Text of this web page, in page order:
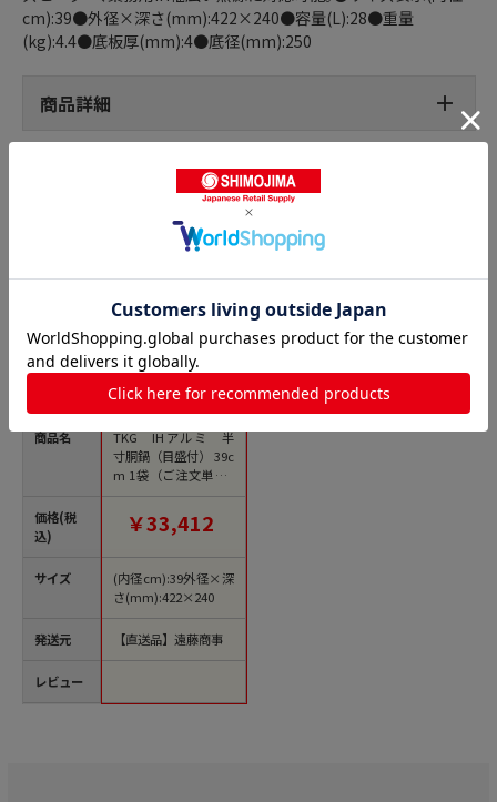
cm):39●外径×深さ(mm):422×240●容量(L):28●重量
(kg):4.4●底板厚(mm):4●底径(mm):250
商品詳細
半寸胴鍋の人気商品との比較
商品名
価格(税
込)
サイズ
発送元
レビュー
TKG IHアルミ 半
寸胴鍋（目盛付） 39c
m 1袋（ご注文単位1
袋）【直送品】
￥33,412
(内径cm):39外径×深
さ(mm):422×240
【直送品】遠藤商事